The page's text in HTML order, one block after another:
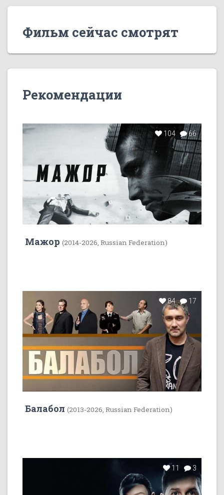
Фильм сейчас смотрят
Рекомендации
104 66
Мажор (2014-2026, Russian Federation)
84 17
Балабол (2013-2026, Russian Federation)
11 3